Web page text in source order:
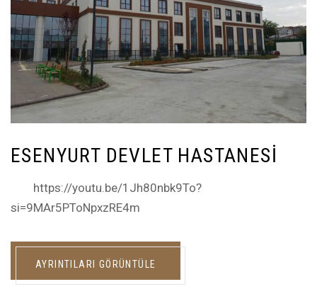
ESENYURT DEVLET HASTANESI
https://youtu.be/1Jh80nbk9To?
si=9MAr5PToNpxzRE4m
AYRINTILARI GÖRÜNTÜLE